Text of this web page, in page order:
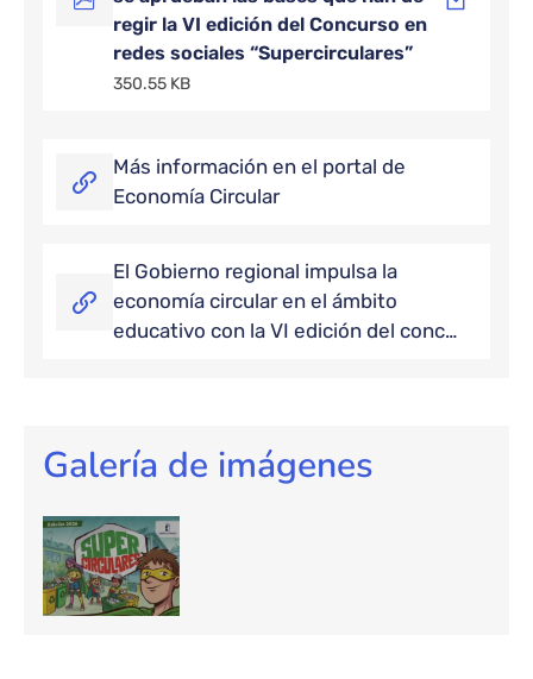
regir la VI edición del Concurso en
redes sociales “Supercirculares”
350.55 KB
Más información en el portal de
Economía Circular
El Gobierno regional impulsa la
economía circular en el ámbito
educativo con la VI edición del conc…
Galería de imágenes